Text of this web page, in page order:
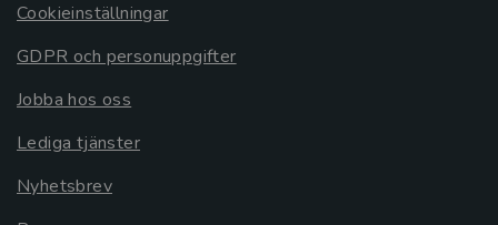
Cookieinställningar
GDPR och personuppgifter
Jobba hos oss
Lediga tjänster
Nyhetsbrev